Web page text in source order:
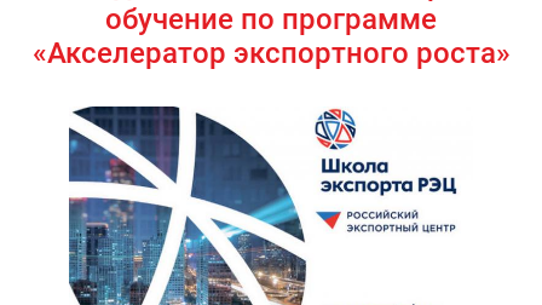
обучение по программе
«Акселератор экспортного роста»